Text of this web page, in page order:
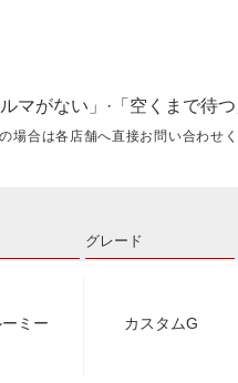
マがない」·「空くまで待
合は各店舗へ直接お問い合わせく
グレード
ーミー カスタムG